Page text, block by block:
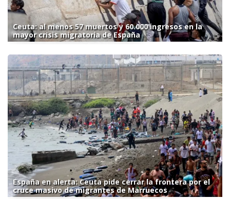
Ceuta: al menos 57 muertos y 60.000 ingresos en la
mayor crisis migratoria de España
España en alerta: Ceuta pide cerrar la frontera por el
cruce masivo de migrantes de Marruecos